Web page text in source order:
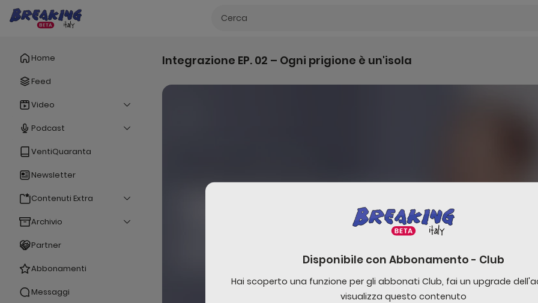
Home
Feed
Video
Podcast
VentiQuaranta
Newsletter
Contenuti Extra
Archivio
Partner
Abbonamenti
Messaggi
Integrazione EP. 02 – Ogni prigione è un'isola
Disponibile con Abbonamento - Club
Hai scoperto una funzione per gli abbonati Club, fai un upgrade
visualizza questo contenuto